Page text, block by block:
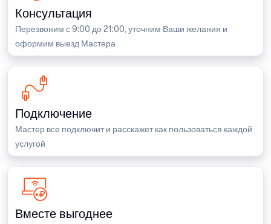
Консультация
Перезвоним с 9:00 до 21:00, уточним Ваши желания и
оформим выезд Мастера
Подключение
Мастер все подключит и расскажет как пользоваться каждой
услугой
Вместе выгоднее